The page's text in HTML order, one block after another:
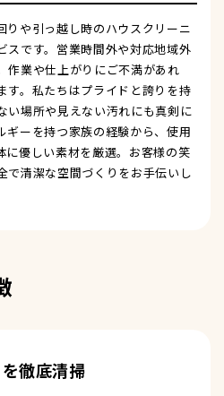
りや引っ越し時のハウスクリーニ
スです。営業時間外や対応地域外
作業や仕上がりにご不満があれ
す。私たちはプライドと誇りを持
い場所や見えない汚れにも真剣に
ギーを持つ家族の経験から、使用
に優しい素材を厳選。お客様の笑
で清潔な空間づくりをお手伝いし
徹底清掃